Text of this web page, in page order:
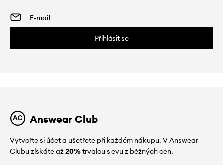
Přihlásit se
Answear Club
Vytvořte si účet a ušetřete při každém nákupu. V Answear
Clubu získáte až20%trvalou slevu z běžných cen.